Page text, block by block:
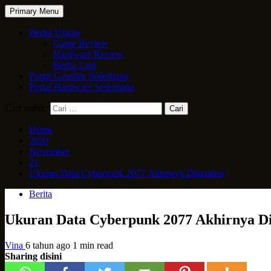
Primary Menu
Berita Utama
Game Review
Hardware Review
Berita Lain
Portal Genshin Sederhana
Portal Hardware Sederhana
Home
2020
November
21
Ukuran Data Cyberpunk 2077 Akhirnya Diketahui
Berita
Ukuran Data Cyberpunk 2077 Akhirnya
Vina 6 tahun ago 1 min read
Sharing disini